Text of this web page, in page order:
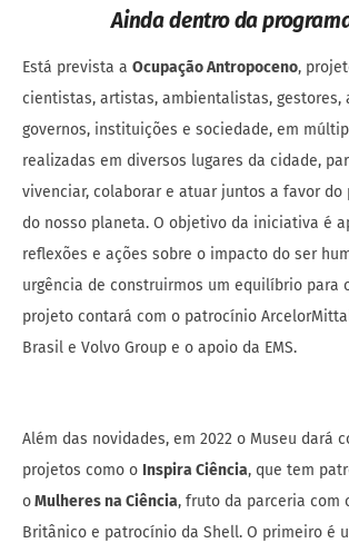
Ainda dentro da
Está prevista a Ocupação Antropoceno,
cientistas, artistas, ambientalistas, gestores,
governos, instituições e sociedade, em
realizadas em diversos lugares da cidade,
vivenciar, colaborar e atuar juntos a favor
do nosso planeta. O objetivo da iniciativa é
reflexões e ações sobre o impacto do ser
urgência de construirmos um equilíbrio para
projeto contará com o patrocínio
Brasil e Volvo Group e o apoio da EMS.
Além das novidades, em 2022 o Museu dará
projetos como o Inspira Ciência, que tem
oMulheres na Ciência, fruto da parceria com
Britânico e patrocínio da Shell. O primeiro é